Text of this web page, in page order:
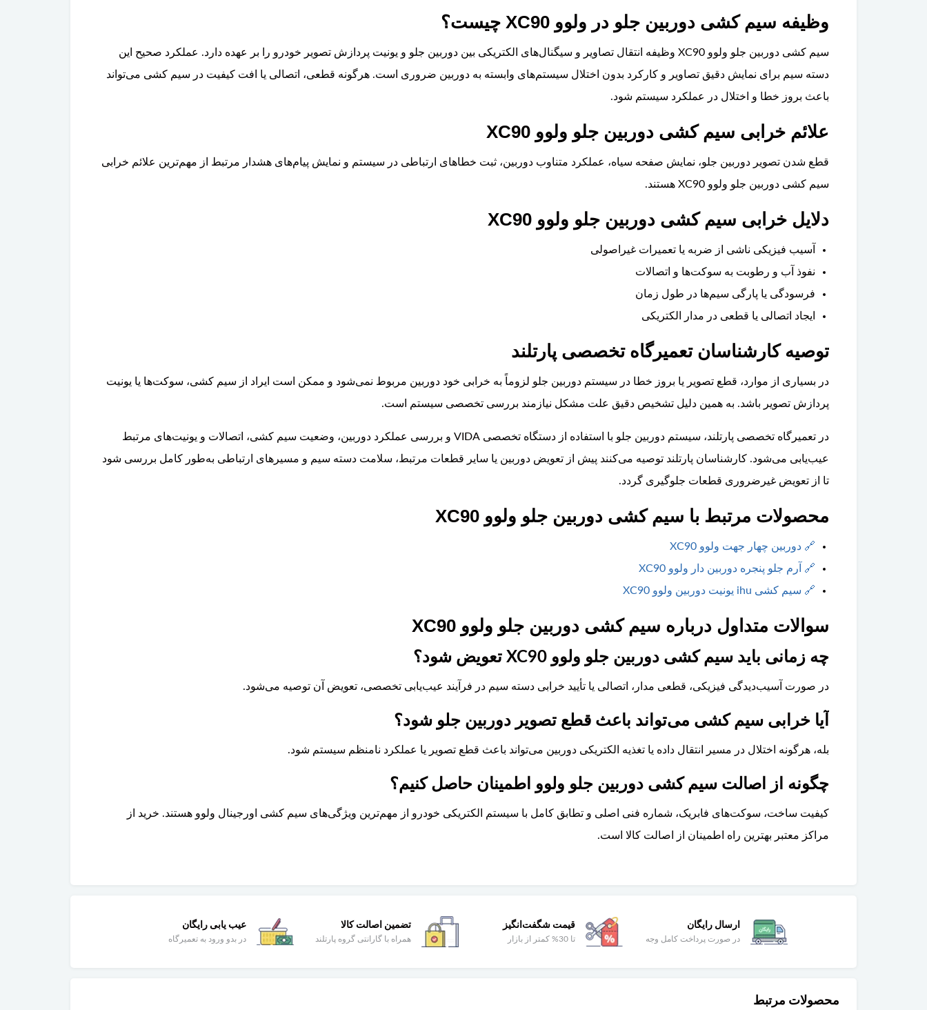
وظیفه سیم کشی دوربین جلو در ولوو XC90 چیست؟
سیم کشی دوربین جلو ولوو XC90 وظیفه انتقال تصاویر و سیگنال‌های الکتریکی بین دوربین جلو و یونیت پردازش تصویر خودرو را بر عهده دارد. عملکرد صحیح این
دسته سیم برای نمایش دقیق تصاویر و کارکرد بدون اختلال سیستم‌های وابسته به دوربین ضروری است. هرگونه قطعی، اتصالی یا افت کیفیت در سیم کشی می‌تواند
باعث بروز خطا و اختلال در عملکرد سیستم شود.
علائم خرابی سیم کشی دوربین جلو ولوو XC90
قطع شدن تصویر دوربین جلو، نمایش صفحه سیاه، عملکرد متناوب دوربین، ثبت خطاهای ارتباطی در سیستم و نمایش پیام‌های هشدار مرتبط از مهم‌ترین علائم خرابی
سیم کشی دوربین جلو ولوو XC90 هستند.
دلایل خرابی سیم کشی دوربین جلو ولوو XC90
آسیب فیزیکی ناشی از ضربه یا تعمیرات غیراصولی
نفوذ آب و رطوبت به سوکت‌ها و اتصالات
فرسودگی یا پارگی سیم‌ها در طول زمان
ایجاد اتصالی یا قطعی در مدار الکتریکی
توصیه کارشناسان تعمیرگاه تخصصی پارتلند
در بسیاری از موارد، قطع تصویر یا بروز خطا در سیستم دوربین جلو لزوماً به خرابی خود دوربین مربوط نمی‌شود و ممکن است ایراد از سیم کشی، سوکت‌ها یا یونیت
پردازش تصویر باشد. به همین دلیل تشخیص دقیق علت مشکل نیازمند بررسی تخصصی سیستم است.
در تعمیرگاه تخصصی پارتلند، سیستم دوربین جلو با استفاده از دستگاه تخصصی VIDA و بررسی عملکرد دوربین، وضعیت سیم کشی، اتصالات و یونیت‌های مرتبط
عیب‌یابی می‌شود. کارشناسان پارتلند توصیه می‌کنند پیش از تعویض دوربین یا سایر قطعات مرتبط، سلامت دسته سیم و مسیرهای ارتباطی به‌طور کامل بررسی شود
تا از تعویض غیرضروری قطعات جلوگیری گردد.
محصولات مرتبط با سیم کشی دوربین جلو ولوو XC90
🔗 دوربین چهار جهت ولوو XC90
🔗
آرم جلو پنجره دوربین دار ولوو XC90
🔗 سیم کشی ihu یونیت دوربین ولوو XC90
سوالات متداول درباره سیم کشی دوربین جلو ولوو XC90
چه زمانی باید سیم کشی دوربین جلو ولوو XC90 تعویض شود؟
در صورت آسیب‌دیدگی فیزیکی، قطعی مدار، اتصالی یا تأیید خرابی دسته سیم در فرآیند عیب‌یابی تخصصی، تعویض آن توصیه می‌شود.
آیا خرابی سیم کشی می‌تواند باعث قطع تصویر دوربین جلو شود؟
بله، هرگونه اختلال در مسیر انتقال داده یا تغذیه الکتریکی دوربین می‌تواند باعث قطع تصویر یا عملکرد نامنظم سیستم شود.
چگونه از اصالت سیم کشی دوربین جلو ولوو اطمینان حاصل کنیم؟
کیفیت ساخت، سوکت‌های فابریک، شماره فنی اصلی و تطابق کامل با سیستم الکتریکی خودرو از مهم‌ترین ویژگی‌های سیم کشی اورجینال ولوو هستند. خرید از
مراکز معتبر بهترین راه اطمینان از اصالت کالا است.
ارسال رایگان
در صورت پرداخت کامل وجه
قیمت شگفت‌انگیز
تا 30% کمتر از بازار
تضمین اصالت کالا
همراه با گارانتی گروه پارتلند
عیب یابی رایگان
در بدو ورود به تعمیرگاه
محصولات مرتبط